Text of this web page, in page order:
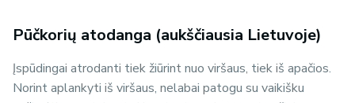
Pūčkorių atodanga (aukščiausia Lietuvoje)
Įspūdingai atrodanti tiek žiūrint nuo viršaus, tiek iš apačios.
Norint aplankyti iš viršaus, nelabai patogu su vaikišku